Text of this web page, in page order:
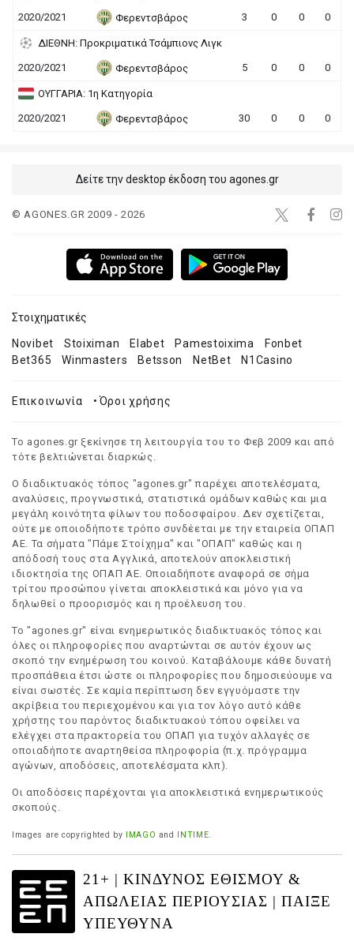
2020/2021 Φερεντσβάρος 3 0 0 0
ΔΙΕΘΝΗ: Προκριματικά Τσάμπιονς Λιγκ
2020/2021 Φερεντσβάρος 5 0 0 0
ΟΥΓΓΑΡΙΑ: 1η Κατηγορία
2020/2021 Φερεντσβάρος 30 0 0 0
Δείτε την desktop έκδοση του agones.gr
© AGONES.GR 2009 - 2026
Στοιχηματικές
Novibet Stoiximan Elabet Pamestoixima
Fonbet
Bet365
Winmasters Betsson NetBet N1Casino
Επικοινωνία •Όροι χρήσης
Το agones.gr ξεκίνησε τη λειτουργία του το Φεβ 2009 και από
τότε βελτιώνεται διαρκώς.
Ο διαδικτυακός τόπος "agones.gr" παρέχει αποτελέσματα,
αναλύσεις, προγνωστικά, στατιστικά ομάδων καθώς και μια
μεγάλη κοινότητα φίλων του ποδοσφαίρου. Δεν σχετίζεται,
ούτε με οποιοδήποτε τρόπο συνδέεται με την εταιρεία ΟΠΑΠ
ΑΕ. Τα σήματα "Πάμε Στοίχημα" και "ΟΠΑΠ" καθώς και η
απόδοσή τους στα Αγγλικά, αποτελούν αποκλειστική
ιδιοκτησία της ΟΠΑΠ ΑΕ. Οποιαδήποτε αναφορά σε σήμα
τρίτου προσώπου γίνεται αποκλειστικά και μόνο για να
δηλωθεί ο προορισμός και η προέλευση του.
Το "agones.gr" είναι ενημερωτικός διαδικτυακός τόπος και
όλες οι πληροφορίες που αναρτώνται σε αυτόν έχουν ως
σκοπό την ενημέρωση του κοινού. Καταβάλουμε κάθε δυνατή
προσπάθεια έτσι ώστε οι πληροφορίες που δημοσιεύουμε να
είναι σωστές. Σε καμία περίπτωση δεν εγγυόμαστε την
ακρίβεια του περιεχομένου και για τον λόγο αυτό κάθε
χρήστης του παρόντος διαδικτυακού τόπου οφείλει να
ελέγχει στα πρακτορεία του ΟΠΑΠ για τυχόν αλλαγές σε
οποιαδήποτε αναρτηθείσα πληροφορία (π.χ. πρόγραμμα
αγώνων, αποδόσεις, αποτελέσματα κλπ).
Οι αποδόσεις παρέχονται για αποκλειστικά ενημερωτικούς
σκοπούς.
Images are copyrighted by IMAGO and INTIME.
21+ | ΚΙΝΔΥΝΟΣ ΕΘΙΣΜΟΥ &
ΑΠΩΛΕΙΑΣ ΠΕΡΙΟΥΣΙΑΣ | ΠΑΙΞΕ
ΥΠΕΥΘΥΝΑ